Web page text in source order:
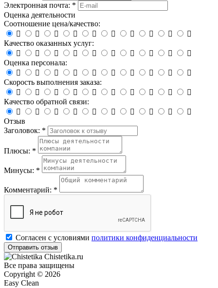
Электронная почта: *
Оценка деятельности
Соотношение цена/качество:

       

Качество оказанных услуг:

       

Оценка персонала:

       

Скорость выполнения заказа:

       

Качество обратной связи:

       

Отзыв
Заголовок: *
Плюсы: *
Минусы: *
Комментарий: *
Согласен с условиями политики конфиденциальности
Chistetika.ru
Все права защищены
Copyright © 2026
Easy Clean